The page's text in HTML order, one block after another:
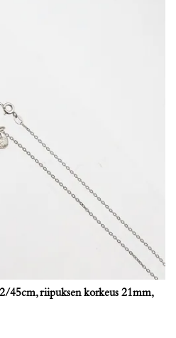
45cm, riipuksen korkeus 21mm,